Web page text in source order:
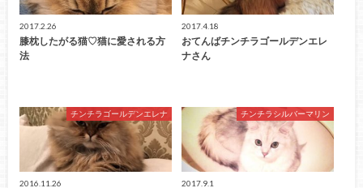
2017.2.26
膝枕したがる猫♡猫に愛される方
法
2017.4.18
おてんばチンチラゴールデンエレ
ナさん
チンチラゴールデンエレナ
2016.11.26
チンチラシルバーマリン
2017.9.1